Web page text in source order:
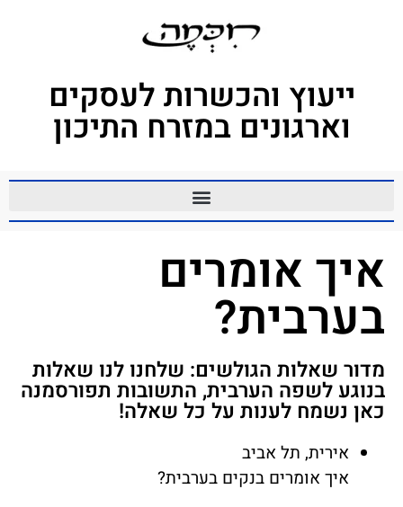
ייעוץ והכשרות לעסקים
וארגונים במזרח התיכון
איך אומרים
בערבית?
מדור שאלות הגולשים: שלחנו לנו שאלות
בנוגע לשפה הערבית, התשובות תפורסמנה
כאן נשמח לענות על כל שאלה!
אירית, תל אביב
איך אומרים בנקים בערבית?